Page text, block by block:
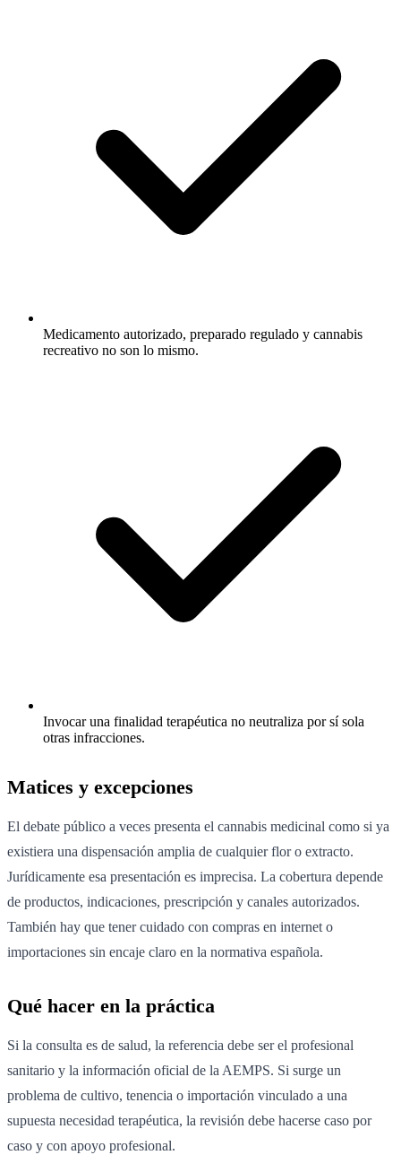
Medicamento autorizado, preparado regulado y cannabis
recreativo no son lo mismo.
Invocar una finalidad terapéutica no neutraliza por sí sola
otras infracciones.
Matices y excepciones
El debate público a veces presenta el cannabis medicinal como si ya
existiera una dispensación amplia de cualquier flor o extracto.
Jurídicamente esa presentación es imprecisa. La cobertura depende
de productos, indicaciones, prescripción y canales autorizados.
También hay que tener cuidado con compras en internet o
importaciones sin encaje claro en la normativa española.
Qué hacer en la práctica
Si la consulta es de salud, la referencia debe ser el profesional
sanitario y la información oficial de la AEMPS. Si surge un
problema de cultivo, tenencia o importación vinculado a una
supuesta necesidad terapéutica, la revisión debe hacerse caso por
caso y con apoyo profesional.